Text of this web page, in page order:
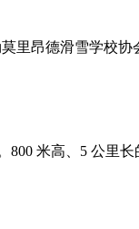
里昂德滑雪学校
800 米高、5 公里